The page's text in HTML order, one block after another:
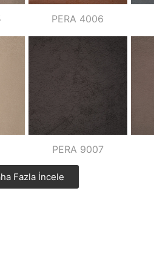
PERA 4006
PERA 9007
Fazla İncele